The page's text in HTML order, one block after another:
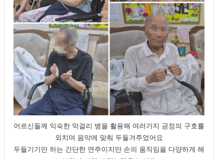
어르신들께 익숙한 막걸리 병을 활용해 여러가지 긍정의 구호를
외치며 음악에 맞춰 두들겨주었어요
두들기기만 하는 간단한 연주이지만 손의 움직임을 다양하게 해